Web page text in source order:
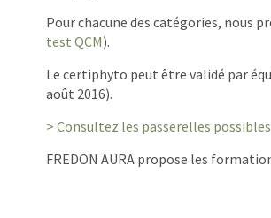
Pour chacune des catégories, nous
test QCM).
Le certiphyto peut être validé par
août 2016).
> Consultez les passerelles
FREDON AURA propose les